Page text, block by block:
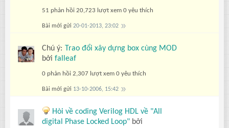
51 phản hồi 20,723 lượt xem 0 yêu thích
Bài mới gửi 20-01-2013, 23:02
Chú ý: Trao đổi xây dựng box cùng MOD
bởi falleaf
0 phản hồi 2,307 lượt xem 0 yêu thích
Bài mới gửi 13-10-2006, 15:42
Hòi về coding Verilog HDL về "All
digital Phase Locked Loop" bởi